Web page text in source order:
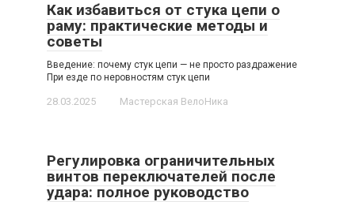
Как избавиться от стука цепи о
раму: практические методы и
советы
Введение: почему стук цепи — не просто раздражение
При езде по неровностям стук цепи
28.03.2025 Мастерская ВелоНика
Регулировка ограничительных
винтов переключателей после
удара: полное руководство